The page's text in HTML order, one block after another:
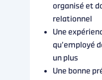
organisé et
relationnel
Une
qu’employé
un plus
Une bonne